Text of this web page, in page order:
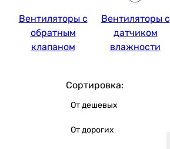
Вентиляторы с
обратным
клапаном
Вентиляторы с
датчиком
влажности
Сортировка:
От дешевых
От дорогих